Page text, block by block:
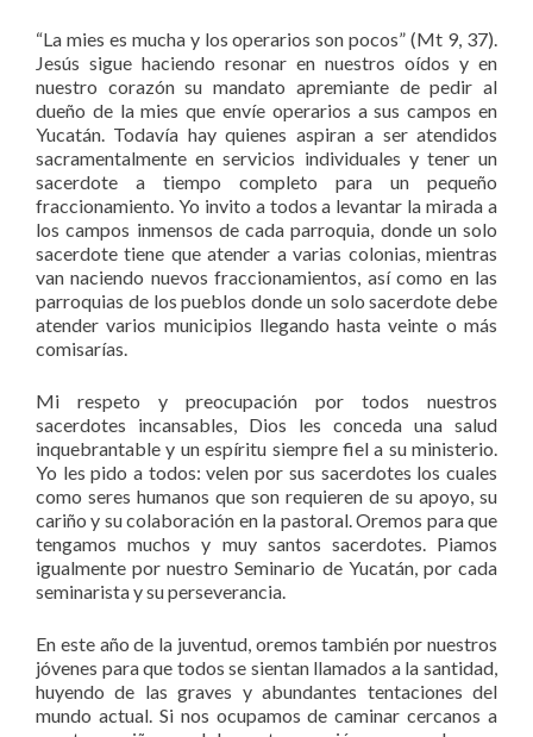
“La mies es mucha y los operarios son pocos” (Mt 9, 37).
Jesús sigue haciendo resonar en nuestros oídos y en
nuestro corazón su mandato apremiante de pedir al
dueño de la mies que envíe operarios a sus campos en
Yucatán. Todavía hay quienes aspiran a ser atendidos
sacramentalmente en servicios individuales y tener un
sacerdote a tiempo completo para un pequeño
fraccionamiento. Yo invito a todos a levantar la mirada a
los campos inmensos de cada parroquia, donde un solo
sacerdote tiene que atender a varias colonias, mientras
van naciendo nuevos fraccionamientos, así como en las
parroquias de los pueblos donde un solo sacerdote debe
atender varios municipios llegando hasta veinte o más
comisarías.
Mi respeto y preocupación por todos nuestros
sacerdotes incansables, Dios les conceda una salud
inquebrantable y un espíritu siempre fiel a su ministerio.
Yo les pido a todos: velen por sus sacerdotes los cuales
como seres humanos que son requieren de su apoyo, su
cariño y su colaboración en la pastoral. Oremos para que
tengamos muchos y muy santos sacerdotes. Piamos
igualmente por nuestro Seminario de Yucatán, por cada
seminarista y su perseverancia.
En este año de la juventud, oremos también por nuestros
jóvenes para que todos se sientan llamados a la santidad,
huyendo de las graves y abundantes tentaciones del
mundo actual. Si nos ocupamos de caminar cercanos a